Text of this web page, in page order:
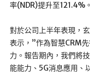
率(NDR)提升至121.4%。
對於公司上半年表現，
表示，”作為智慧CRM
力。報告期內，我們將
能能力、5G消息應用、